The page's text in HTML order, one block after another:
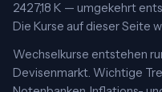
2427,18 K — umgekehrt
Die Kurse auf dieser Seite
Wechselkurse entstehen
Devisenmarkt. Wichtige